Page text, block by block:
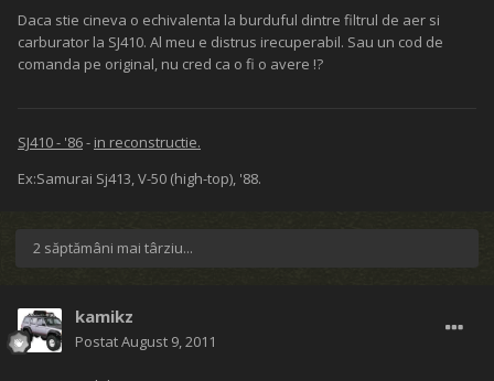
Daca stie cineva o echivalenta la burduful dintre filtrul de aer si
carburator la SJ410. Al meu e distrus irecuperabil. Sau un cod de
comanda pe original, nu cred ca o fi o avere !?
SJ410 - '86- in reconstructie.
Ex:Samurai Sj413, V-50 (high-top), '88.
2 săptămâni mai târziu...
kamikz
PostatAugust 9, 2011